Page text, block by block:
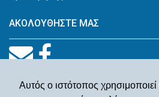
Αυτός ο ιστότοπος
ΑΚΟΛΟΥΘΗΣΤΕ ΜΑΣ